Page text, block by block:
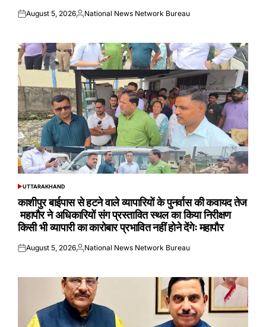
Posted
August 5, 2026Posted
National News Network Bureau
POSTED
UTTARAKHAND
काशीपुर बाईपास से हटने वाले व्यापारियों के पुनर्वास की कवायद तेज
महापौर ने अधिकारियों संग प्रस्तावित स्थल का किया निरीक्षण
किसी भी व्यापारी का कारोबार प्रभावित नहीं होने देंगेः महापौर
Posted
August 5, 2026Posted
National News Network Bureau